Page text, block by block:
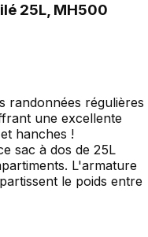
randonnées régulières
une excellente
hanches !
sac à dos de 25L
L'armature
le poids entre